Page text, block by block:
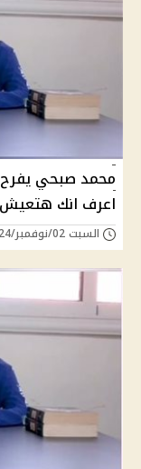
محمد صبحي يفرح
اعرف انك هتعيش
السبت 02/نوفمبر/2024 - 11:14 م